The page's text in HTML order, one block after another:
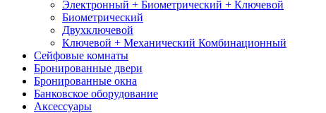
Электронный + Биометрический + Ключевой
Биометрический
Двухключевой
Ключевой + Механический Комбинационный
Сейфовые комнаты
Бронированные двери
Бронированные окна
Банковское оборудование
Аксессуары